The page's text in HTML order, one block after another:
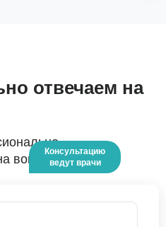
отвечаем на